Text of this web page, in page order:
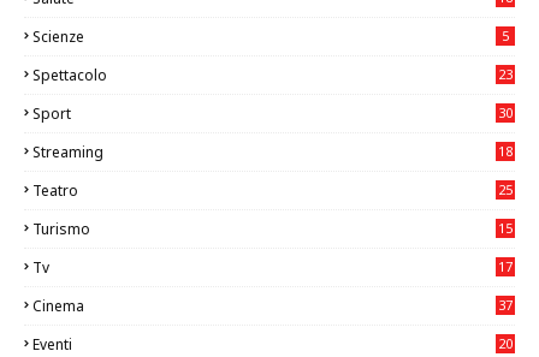
Scienze 5
Spettacolo 23
Sport
30
Streaming 18
Teatro
25
Turismo
15
Tv
17
Cinema
37
Eventi
20